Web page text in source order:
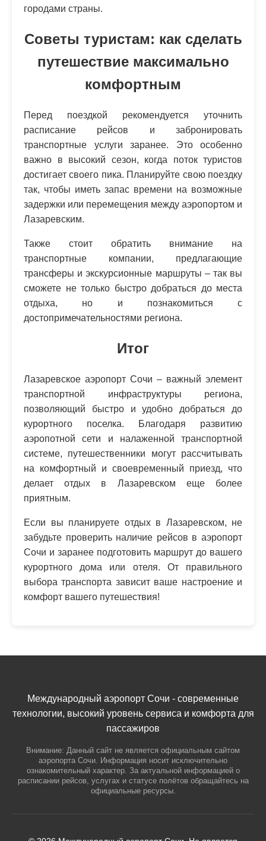
городами страны.
Советы туристам: как сделать
путешествие максимально
комфортным
Перед поездкой рекомендуется уточнить
расписание рейсов и забронировать
транспортные услуги заранее. Это особенно
важно в высокий сезон, когда поток туристов
достигает своего пика. Планируйте свою поездку
так, чтобы иметь запас времени на возможные
задержки или перемещения между аэропортом и
Лазаревским.
Также стоит обратить внимание на
транспортные компании, предлагающие
трансферы и экскурсионные маршруты – так вы
сможете не только быстро добраться до места
отдыха, но и познакомиться с
достопримечательностями региона.
Итог
Лазаревское аэропорт Сочи – важный элемент
транспортной инфраструктуры региона,
позволяющий быстро и удобно добраться до
курортного поселка. Благодаря развитию
аэропотной сети и налаженной транспортной
системе, путешественники могут рассчитывать
на комфортный и своевременный приезд, что
делает отдых в Лазаревском еще более
приятным.
Если вы планируете отдых в Лазаревском, не
забудьте проверить наличие рейсов в аэропорт
Сочи и заранее подготовить маршрут до вашего
курортного дома или отеля. От правильного
выбора транспорта зависит ваше настроение и
комфорт вашего путешествия!
Международный аэропорт Сочи - современные
технологии, высокий уровень сервиса и комфорта для
пассажиров
Внимание: Данный сайт не является официальным сайтом
аэропорта Сочи. Информация носит исключительно
ознакомительный характер. За актуальной информацией о
расписании рейсов, услугах и статусе полётов обращайтесь на
официальные ресурсы.